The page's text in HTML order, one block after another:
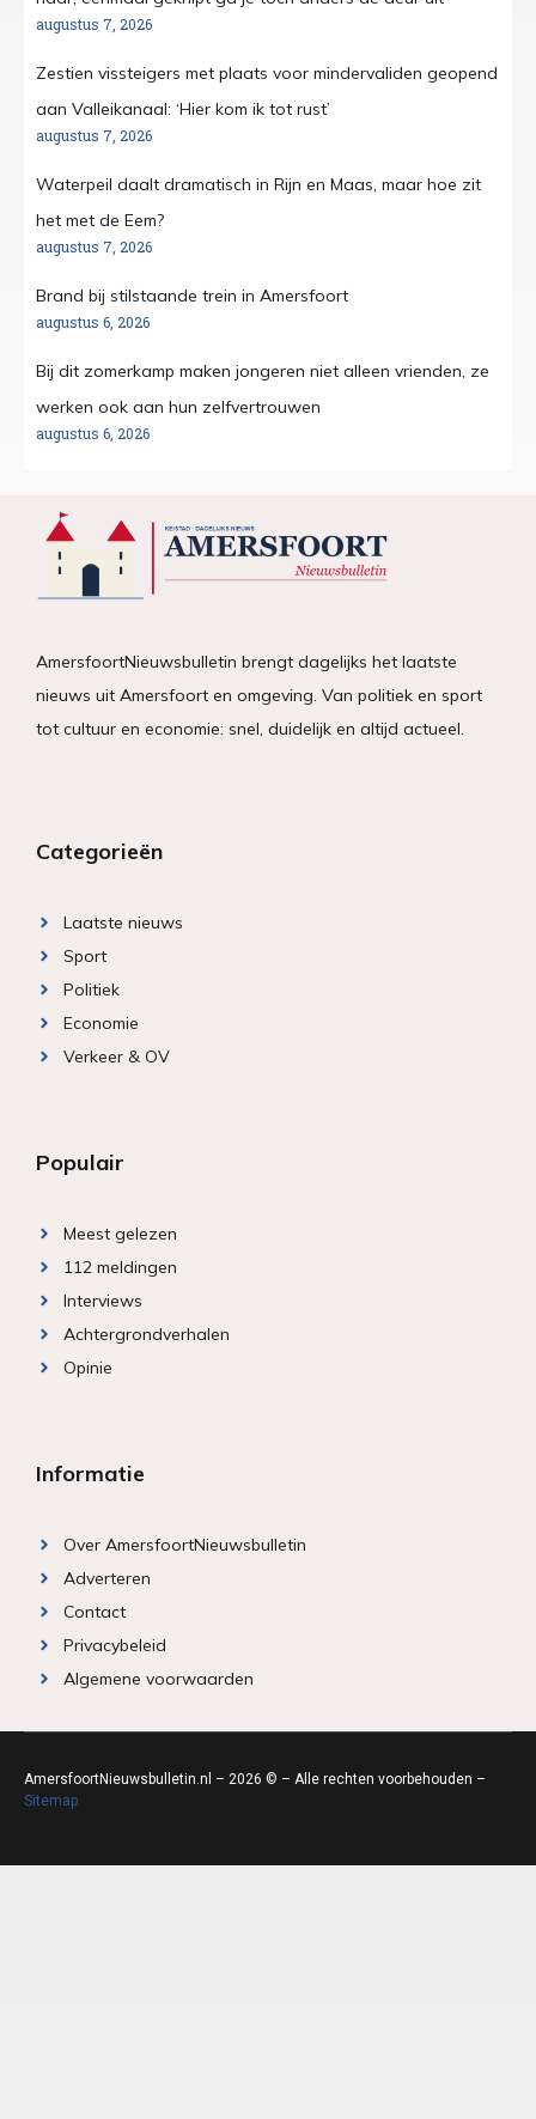
augustus 7, 2026
Zestien vissteigers met plaats voor mindervaliden geopend
aan Valleikanaal: ‘Hier kom ik tot rust’
augustus 7, 2026
Waterpeil daalt dramatisch in Rijn en Maas, maar hoe zit
het met de Eem?
augustus 7, 2026
Brand bij stilstaande trein in Amersfoort
augustus 6, 2026
Bij dit zomerkamp maken jongeren niet alleen vrienden, ze
werken ook aan hun zelfvertrouwen
augustus 6, 2026
AmersfoortNieuwsbulletin brengt dagelijks het laatste
nieuws uit Amersfoort en omgeving. Van politiek en sport
tot cultuur en economie: snel, duidelijk en altijd actueel.
Categorieën
Laatste nieuws
Sport
Politiek
Economie
Verkeer & OV
Populair
Meest gelezen
112 meldingen
Interviews
Achtergrondverhalen
Opinie
Informatie
Over AmersfoortNieuwsbulletin
Adverteren
Contact
Privacybeleid
Algemene voorwaarden
AmersfoortNieuwsbulletin.nl – 2026 © – Alle rechten voorbehouden –
Sitemap